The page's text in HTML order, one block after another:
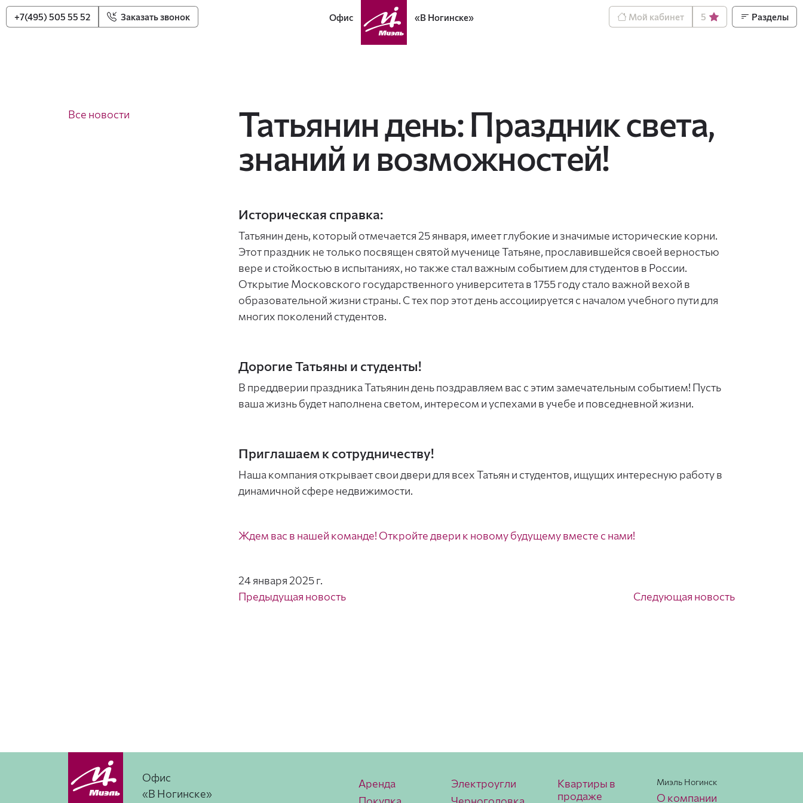
+7(495) 505 55 52 Заказать звонок Мой кабинет 5 Разделы
Офис «В Ногинске»
Все новости
Татьянин день: Праздник света,
знаний и возможностей!
Историческая справка:
Татьянин день, который отмечается 25 января, имеет глубокие и значимые исторические корни.
Этот праздник не только посвящен святой мученице Татьяне, прославившейся своей верностью
вере и стойкостью в испытаниях, но также стал важным событием для студентов в России.
Открытие Московского государственного университета в 1755 году стало важной вехой в
образовательной жизни страны. С тех пор этот день ассоциируется с началом учебного пути для
многих поколений студентов.
Дорогие Татьяны и студенты!
В преддверии праздника Татьянин день поздравляем вас с этим замечательным событием! Пусть
ваша жизнь будет наполнена светом, интересом и успехами в учебе и повседневной жизни.
Приглашаем к сотрудничеству!
Наша компания открывает свои двери для всех Татьян и студентов, ищущих интересную работу в
динамичной сфере недвижимости.
Ждем вас в нашей команде! Откройте двери к новому будущему вместе с нами!
24 января 2025 г.
Предыдущая новость
Следующая новость
Офис
«В Ногинске»
Аренда
Электроугли
Квартиры в
продаже
Миэль Ногинск
О компании